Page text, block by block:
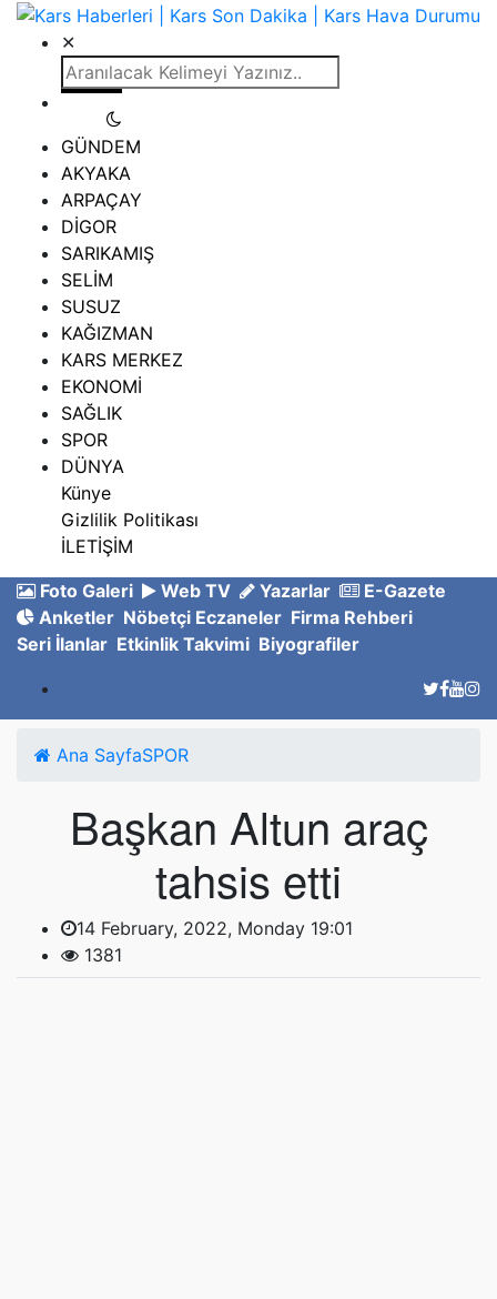
✕
GÜNDEM
AKYAKA
ARPAÇAY
DİGOR
SARIKAMIŞ
SELİM
SUSUZ
KAĞIZMAN
KARS MERKEZ
EKONOMİ
SAĞLIK
SPOR
DÜNYA
Künye
Gizlilik Politikası
İLETİŞİM
Foto Galeri
Web TV Yazarlar
E-Gazete
Anketler Nöbetçi Eczaneler Firma Rehberi
Seri İlanlar Etkinlik Takvimi Biyografiler
Ana SayfaSPOR
Başkan Altun araç
tahsis etti
14 February, 2022, Monday 19:01
1381